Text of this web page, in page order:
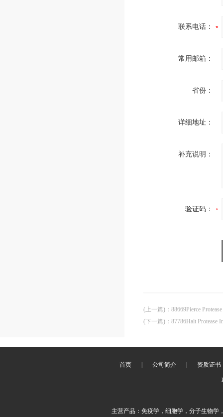
联系电话：
常用邮箱：
省份：
详细地址：
补充说明：
验证码：
(上一篇) ： 88669Pierce
(下一篇) ： 87786Halt Protease
首页 公司简介 资质证书
主营产品：免疫学，细胞学，分子生物学